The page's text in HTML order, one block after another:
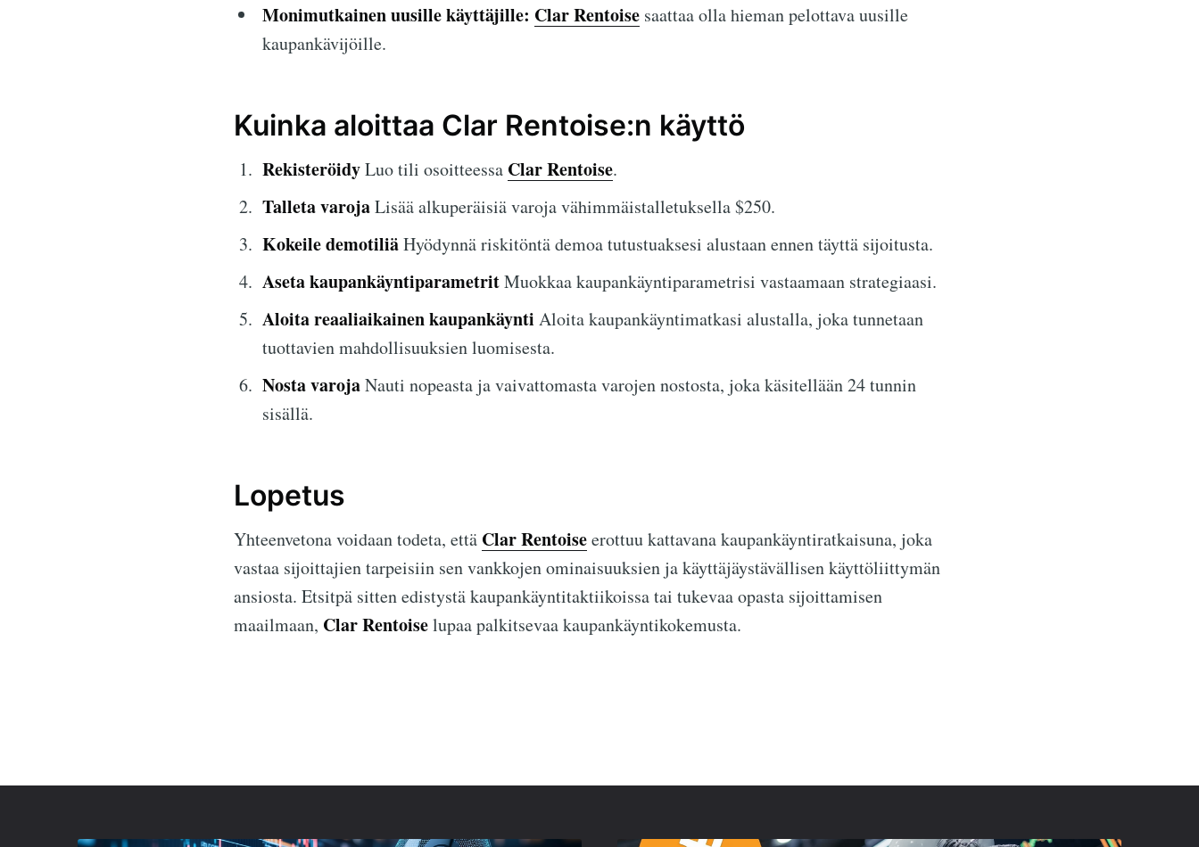
Monimutkainen uusille käyttäjille: Clar Rentoise saattaa olla hieman pelottava uusille
kaupankävijöille.
Kuinka aloittaa Clar Rentoise:n käyttö
RekisteröidyLuo tili osoitteessa Clar Rentoise.
Talleta varojaLisää alkuperäisiä varoja vähimmäistalletuksella $250.
Kokeile demotiliäHyödynnä riskitöntä demoa tutustuaksesi alustaan ennen täyttä sijoitusta.
Aseta kaupankäyntiparametritMuokkaa kaupankäyntiparametrisi vastaamaan strategiaasi.
Aloita reaaliaikainen kaupankäynti Aloita kaupankäyntimatkasi alustalla, joka tunnetaan
tuottavien mahdollisuuksien luomisesta.
Nosta varojaNauti nopeasta ja vaivattomasta varojen nostosta, joka käsitellään 24 tunnin
sisällä.
Lopetus
Yhteenvetona voidaan todeta, että Clar Rentoiseerottuu kattavana kaupankäyntiratkaisuna, joka
vastaa sijoittajien tarpeisiin sen vankkojen ominaisuuksien ja käyttäjäystävällisen käyttöliittymän
ansiosta. Etsitpä sitten edistystä kaupankäyntitaktiikoissa tai tukevaa opasta sijoittamisen
maailmaan, Clar Rentoiselupaa palkitsevaa kaupankäyntikokemusta.